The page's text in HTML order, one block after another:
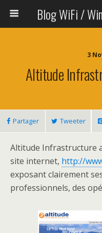
3
Altitude
Partager Tweeter
Altitude Infrastructure
site internet, http://
exposant clairement
professionnels, des